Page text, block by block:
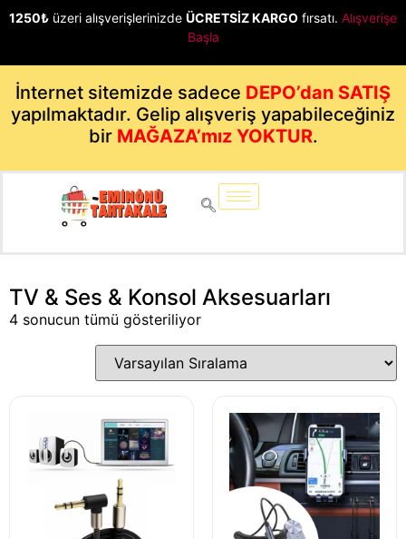
1250₺ üzeri alışverişlerinizde ÜCRETSİZ KARGO fırsatı. Alışverişe
Başla
İnternet sitemizde sadece DEPO’dan SATIŞ
yapılmaktadır. Gelip alışveriş yapabileceğiniz
bir MAĞAZA’mız YOKTUR.
TV & Ses & Konsol Aksesuarları
4 sonucun tümü gösteriliyor